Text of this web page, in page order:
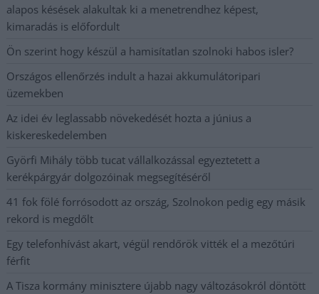
alapos késések alakultak ki a menetrendhez képest,
kimaradás is előfordult
Ön szerint hogy készül a hamisítatlan szolnoki habos isler?
Országos ellenőrzés indult a hazai akkumulátoripari
üzemekben
Az idei év leglassabb növekedését hozta a június a
kiskereskedelemben
Györfi Mihály több tucat vállalkozással egyeztetett a
kerékpárgyár dolgozóinak megsegítéséről
41 fok fölé forrósodott az ország, Szolnokon pedig egy másik
rekord is megdőlt
Egy telefonhívást akart, végül rendőrök vitték el a mezőtúri
férfit
A Tisza kormány minisztere újabb nagy változásokról döntött